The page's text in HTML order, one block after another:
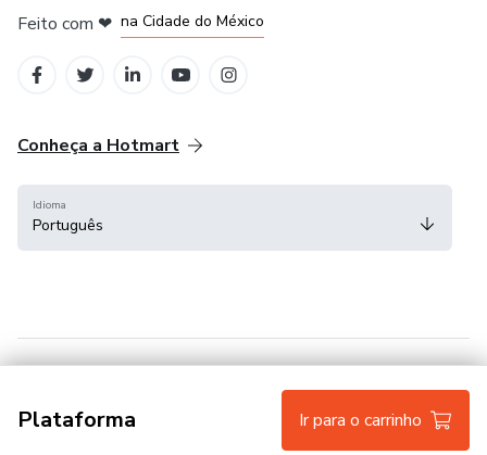
Plataforma Ir para o carrinho
Feito com ❤ na Cidade do México
Conheça a Hotmart
Idioma
Português
Hotmart — 2011-2026 © Todos os direitos reservados.